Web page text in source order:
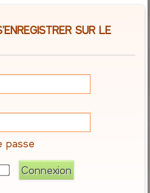
SUR LE
passe